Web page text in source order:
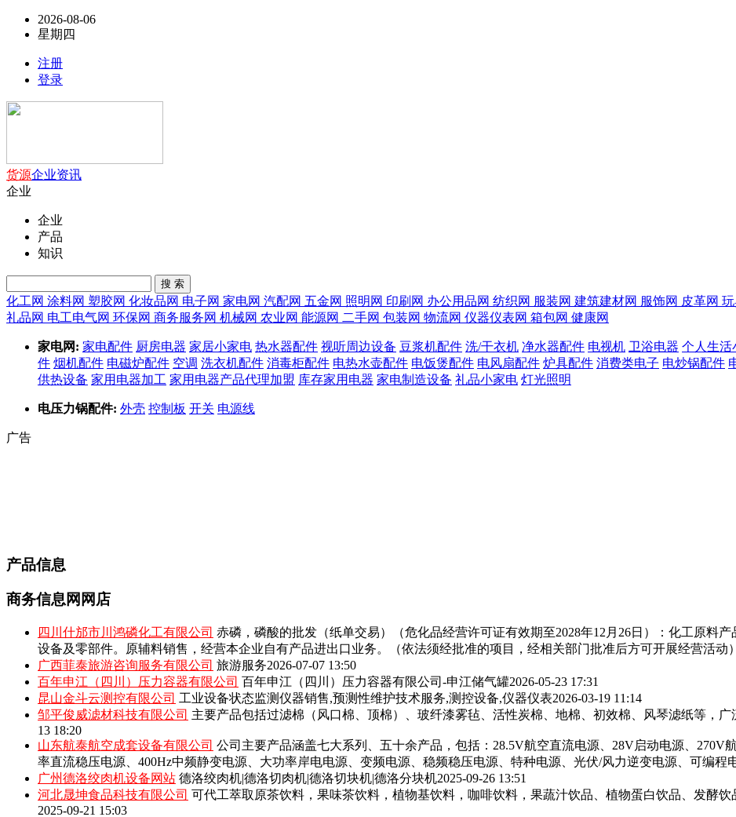
2026-08-06
星期四
注册
登录
货源企业资讯
企业
企业
产品
知识
搜 索
化工网 涂料网 塑胶网 化妆品网 电子网 家电网 汽配网 五金网 照明网 印刷网 办公用品网 纺织网 服装网 建筑建材网 服饰网 皮革网 玩
礼品网 电工电气网 环保网 商务服务网 机械网 农业网 能源网 二手网 包装网 物流网 仪器仪表网 箱包网 健康网
家电网: 家电配件 厨房电器 家居小家电 热水器配件 视听周边设备 豆浆机配件 洗/干衣机 净水器配件 电视机 卫浴电器 个人生活
件 烟机配件 电磁炉配件 空调 洗衣机配件 消毒柜配件 电热水壶配件 电饭煲配件 电风扇配件 炉具配件 消费类电子 电炒锅配件
供热设备 家用电器加工 家用电器产品代理加盟 库存家用电器 家电制造设备 礼品小家电 灯光照明
电压力锅配件: 外壳 控制板 开关 电源线
广告
产品信息
商务信息网网店
四川什邡市川鸿磷化工有限公司 赤磷，磷酸的批发（纸单交易）（危化品经营许可证有效期至2028年12月26日）：化工原料
设备及零部件。原辅料销售，经营本企业自有产品进出口业务。（依法须经批准的项目，经相关部门批准后方可开展经营活动）
广西菲泰旅游咨询服务有限公司 旅游服务2026-07-07 13:50
百年申江（四川）压力容器有限公司 百年申江（四川）压力容器有限公司-申江储气罐2026-05-23 17:31
昆山金斗云测控有限公司 工业设备状态监测仪器销售,预测性维护技术服务,测控设备,仪器仪表2026-03-19 11:14
邹平俊威滤材科技有限公司 主要产品包括‌过滤棉（风口棉、顶棉）、玻纤漆雾毡、活性炭棉、地棉、初效棉、风琴滤纸‌等，广
13 18:20
山东航泰航空成套设备有限公司 公司主要产品涵盖七大系列、五十余产品，包括：28.5V航空直流电源、28V启动电源、270V
率直流稳压电源、400Hz中频静变电源、大功率岸电电源、变频电源、稳频稳压电源、特种电源、光伏/风力逆变电源、可编程
广州德洛绞肉机设备网站 德洛绞肉机|德洛切肉机|德洛切块机|德洛分块机2025-09-26 13:51
河北晟坤食品科技有限公司 可代工萃取原茶饮料，果味茶饮料，植物基饮料，咖啡饮料，果蔬汁饮品、植物蛋白饮品、发酵
2025-09-21 15:03